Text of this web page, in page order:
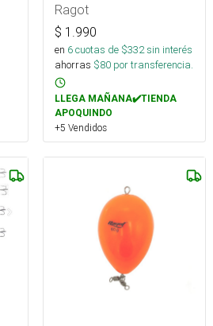
Ragot
$ 1.990
en 6cuotas de $332sin interés
ahorras $80 por transferencia.
LLEGA MAÑANA✔️TIENDA
APOQUINDO
+5 Vendidos